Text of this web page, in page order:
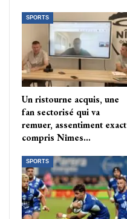
SPORTS
Un ristourne acquis, une
fan sectorisé qui va
remuer, assentiment exact
compris Nîmes…
SPORTS